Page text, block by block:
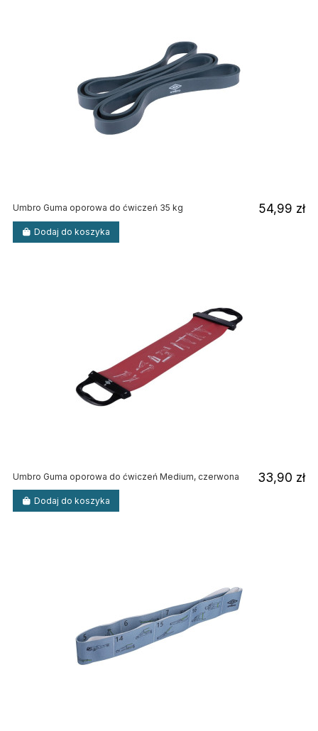
Umbro Guma oporowa do ćwiczeń 35 kg 54,99 zł
Dodaj do koszyka
Umbro Guma oporowa do ćwiczeń Medium, czerwona 33,90 zł
Dodaj do koszyka